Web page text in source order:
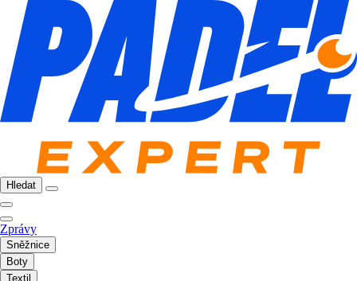
Hledat
Zprávy
Sněžnice
Boty
Textil